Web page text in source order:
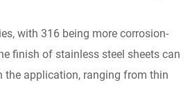
with 316 being more corrosion-
finish of stainless steel sheets can
the application, ranging from thin